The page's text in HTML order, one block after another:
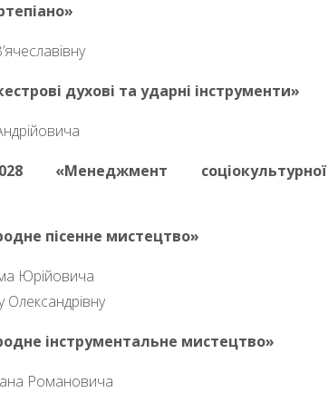
духові та ударні інструменти»
«Менеджмент соціокультурної
пісенне мистецтво»
Юрійовича
Олександрівну
інструментальне мистецтво»
Романовича